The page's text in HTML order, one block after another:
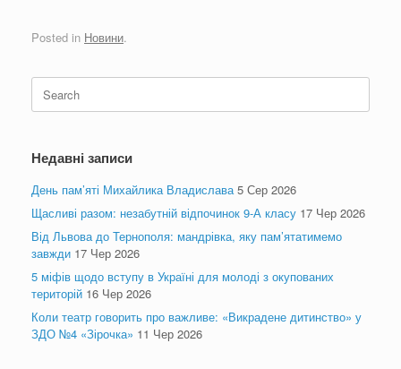
Posted in Новини.
for:
Недавні записи
День пам’яті Михайлика Владислава 5 Сер 2026
Щасливі разом: незабутній відпочинок 9-А класу 17 Чер 2026
Від Львова до Тернополя: мандрівка, яку пам’ятатимемо
завжди 17 Чер 2026
5 міфів щодо вступу в Україні для молоді з окупованих
територій 16 Чер 2026
Коли театр говорить про важливе: «Викрадене дитинство» у
ЗДО №4 «Зірочка» 11 Чер 2026